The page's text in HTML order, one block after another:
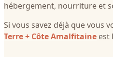
hébergement, nourriture et
Si vous savez déjà que vous
Terre + Côte Amalfitaine est